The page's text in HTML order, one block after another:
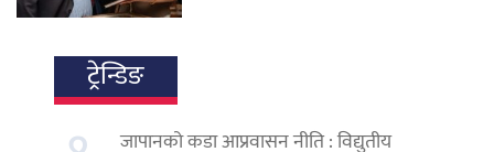
ट्रेन्डिङ
जापानको कडा आप्रवासन नीति : विद्युतीय